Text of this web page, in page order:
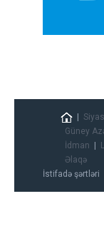
Güney
İdman
Əlaqə
İstifadə şərtləri